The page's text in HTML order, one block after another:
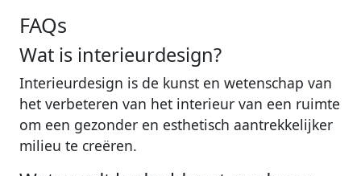
FAQs
Wat is interieurdesign?
Interieurdesign is de kunst en wetenschap van
het verbeteren van het interieur van een ruimte
om een gezonder en esthetisch aantrekkelijker
milieu te creëren.